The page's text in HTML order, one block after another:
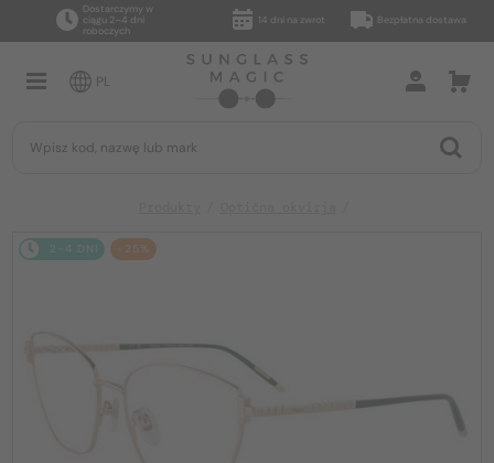
Dostarczymy w
ciągu 2–4 dni
roboczych
14 dni na zwrot Bezpłatna dostawa
PL
2-4 DNI -25%